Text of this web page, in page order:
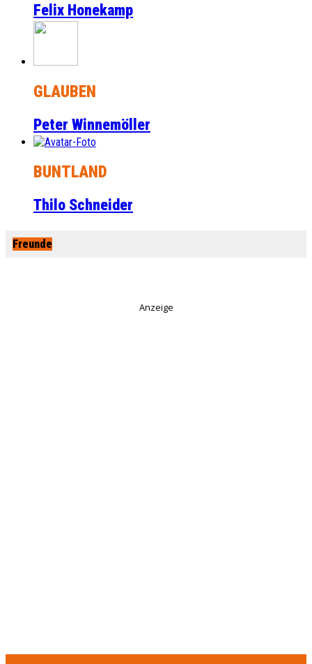
Felix Honekamp
GLAUBEN
Peter Winnemöller
BUNTLAND
Thilo Schneider
Freunde
Anzeige